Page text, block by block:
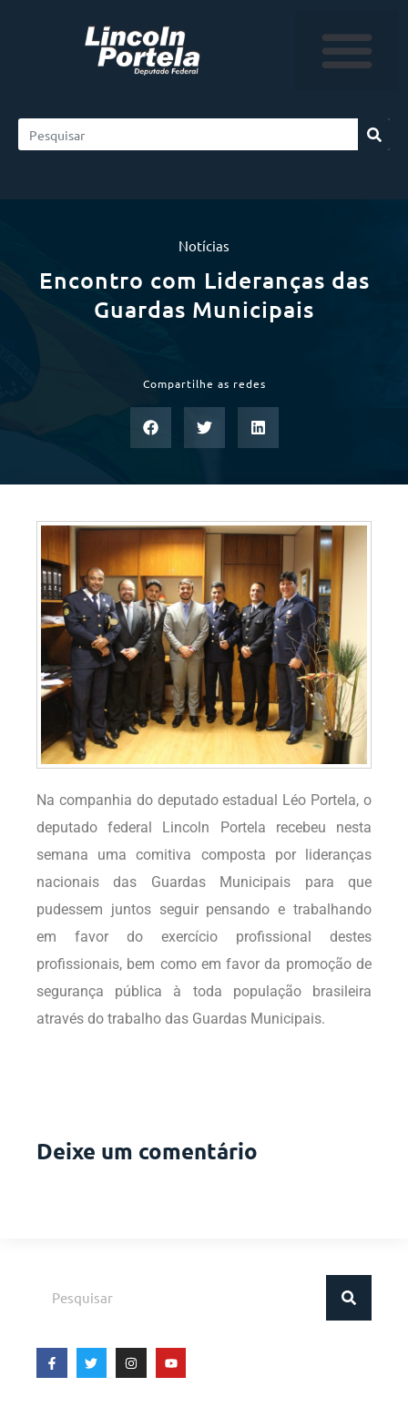
Notícias
Encontro com Lideranças das
Guardas Municipais
Compartilhe as redes
Na companhia do deputado estadual Léo Portela, o
deputado federal Lincoln Portela recebeu nesta
semana uma comitiva composta por lideranças
nacionais das Guardas Municipais para que
pudessem juntos seguir pensando e trabalhando
em favor do exercício profissional destes
profissionais, bem como em favor da promoção de
segurança pública à toda população brasileira
através do trabalho das Guardas Municipais.
Deixe um comentário